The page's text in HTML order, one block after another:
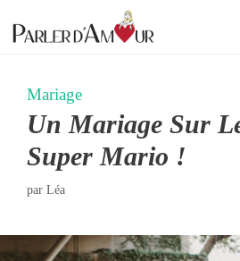
au
Mariage
Un Mariage Sur
Super Mario !
par Léa